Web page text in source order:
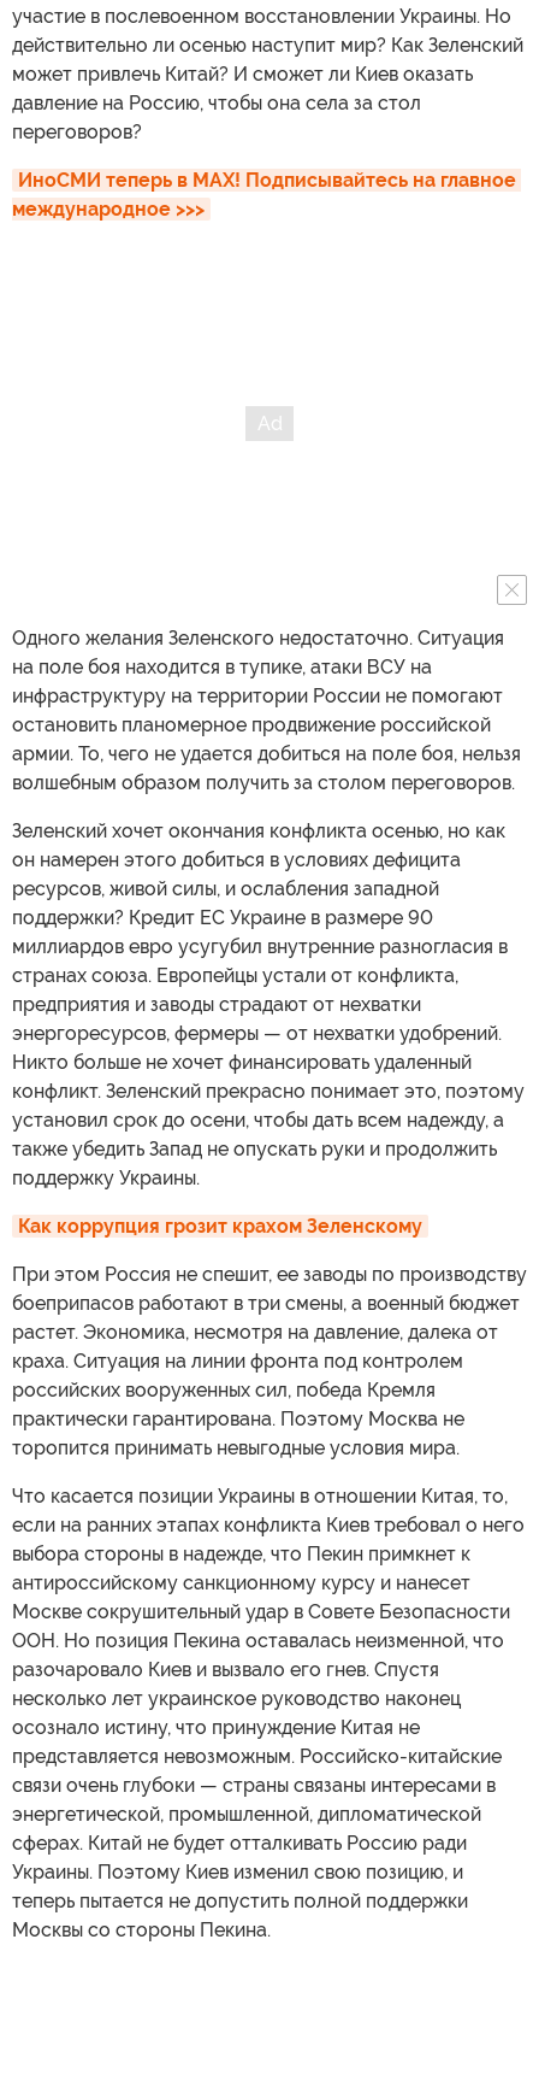
участие в послевоенном восстановлении Украины. Но
действительно ли осенью наступит мир? Как Зеленский
может привлечь Китай? И сможет ли Киев оказать
давление на Россию, чтобы она села за стол
переговоров?
ИноСМИ теперь в MAX! Подписывайтесь на главное
международное >>>
Одного желания Зеленского недостаточно. Ситуация
на поле боя находится в тупике, атаки ВСУ на
инфраструктуру на территории России не помогают
остановить планомерное продвижение российской
армии. То, чего не удается добиться на поле боя, нельзя
волшебным образом получить за столом переговоров.
Зеленский хочет окончания конфликта осенью, но как
он намерен этого добиться в условиях дефицита
ресурсов, живой силы, и ослабления западной
поддержки? Кредит ЕС Украине в размере 90
миллиардов евро усугубил внутренние разногласия в
странах союза. Европейцы устали от конфликта,
предприятия и заводы страдают от нехватки
энергоресурсов, фермеры — от нехватки удобрений.
Никто больше не хочет финансировать удаленный
конфликт. Зеленский прекрасно понимает это, поэтому
установил срок до осени, чтобы дать всем надежду, а
также убедить Запад не опускать руки и продолжить
поддержку Украины.
Как коррупция грозит крахом Зеленскому
При этом Россия не спешит, ее заводы по производству
боеприпасов работают в три смены, а военный бюджет
растет. Экономика, несмотря на давление, далека от
краха. Ситуация на линии фронта под контролем
российских вооруженных сил, победа Кремля
практически гарантирована. Поэтому Москва не
торопится принимать невыгодные условия мира.
Что касается позиции Украины в отношении Китая, то,
если на ранних этапах конфликта Киев требовал о него
выбора стороны в надежде, что Пекин примкнет к
антироссийскому санкционному курсу и нанесет
Москве сокрушительный удар в Совете Безопасности
ООН. Но позиция Пекина оставалась неизменной, что
разочаровало Киев и вызвало его гнев. Спустя
несколько лет украинское руководство наконец
осознало истину, что принуждение Китая не
представляется невозможным. Российско-китайские
связи очень глубоки — страны связаны интересами в
энергетической, промышленной, дипломатической
сферах. Китай не будет отталкивать Россию ради
Украины. Поэтому Киев изменил свою позицию, и
теперь пытается не допустить полной поддержки
Москвы со стороны Пекина.